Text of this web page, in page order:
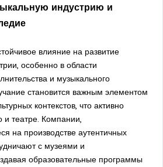
индустрию и
влияние на развитие
особенно в области
и музыкального
становится важным элементом
контекстов, что активно
и театре. Компании,
на производстве аутентичных
с музеями и
образовательные программы